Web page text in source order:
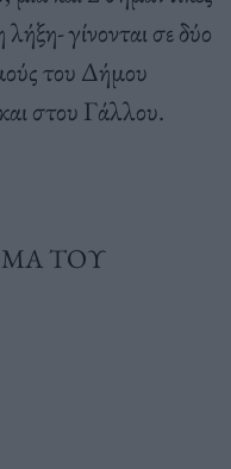
γίνονται σε δύο
του Δήμου
στου Γάλλου.
ΤΟΥ